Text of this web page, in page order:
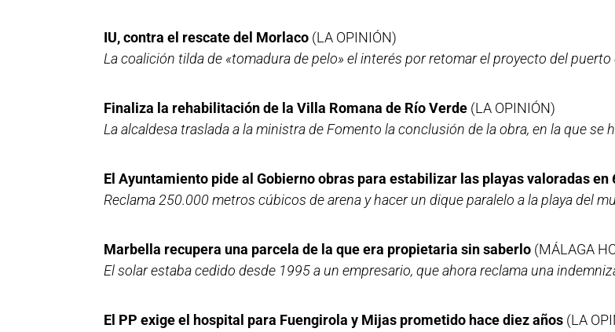
IU, contra el rescate del Morlaco (LA OPINIÓN)
La coalición tilda de «tomadura de pelo» el interés por retomar el proyecto del puerto
Finaliza la rehabilitación de la Villa Romana de Río Verde (LA OPINIÓN)
La alcaldesa traslada a la ministra de Fomento la conclusión de la obra, en la que se
El Ayuntamiento pide al Gobierno obras para estabilizar las playas valoradas en
Reclama 250.000 metros cúbicos de arena y hacer un dique paralelo a la playa del
Marbella recupera una parcela de la que era propietaria sin saberlo (MÁLAGA
El solar estaba cedido desde 1995 a un empresario, que ahora reclama una
El PP exige el hospital para Fuengirola y Mijas prometido hace diez años (LA